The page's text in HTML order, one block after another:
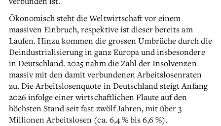
Ökonomisch steht die Weltwirtschaft vor einem
massiven Einbruch, respektive ist dieser bereits am
Laufen. Hinzu kommen die grossen Umbrüche durch die
Deindustrialisierung in ganz Europa und insbesondere
in Deutschland. 2025 nahm die Zahl der Insolvenzen
massiv mit den damit verbundenen Arbeitslosenraten
zu. Die Arbeitslosenquote in Deutschland steigt Anfang
2026 infolge einer wirtschaftlichen Flaute auf den
höchsten Stand seit fast zwölf Jahren, mit über 3
Millionen Arbeitslosen (ca. 6,4 % bis 6,6 %).